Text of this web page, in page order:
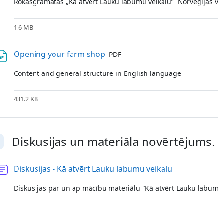
1.6 MB
Opening your farm shop Fails
PDF
Content and general structure in English language
431.2 KB
Diskusijas un materiāla novērtējums.
Diskusijas - Kā atvērt Lauku labumu veikalu
Diskusijas par un ap mācību materiālu "Kā atvērt Lauku